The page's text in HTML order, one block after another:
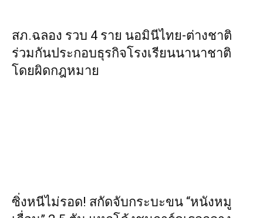
สภ.ฉลอง รวบ 4 ราย นอมินีไทย-ต่างชาติ
ร่วมกันประกอบธุรกิจโรงเรียนนานาชาติ
โดยผิดกฎหมาย
ซิ่งหนีไม่รอด! สกัดจับกระบะขน “หนังหมู